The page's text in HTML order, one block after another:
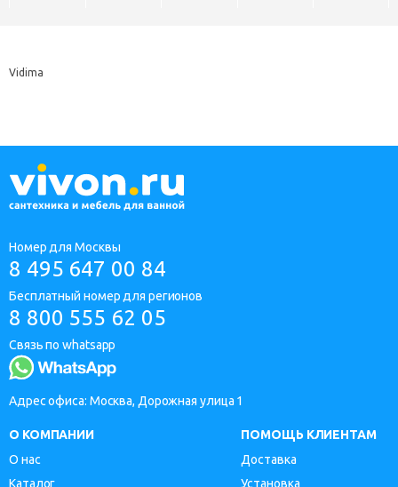
Vidima
Номер для Москвы
8 495 647 00 84
Бесплатный номер для регионов
8 800 555 62 05
Связь по whatsapp
Адрес офиса: Москва, Дорожная улица 1
О КОМПАНИИ
О нас
Каталог
ПОМОЩЬ КЛИЕНТАМ
Доставка
Установка